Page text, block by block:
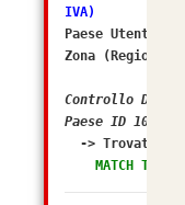
IVA)
Paese Utente/
Zona (Regione)
Controllo DB:
Paese ID 105?
-> Trovato in
MATCH